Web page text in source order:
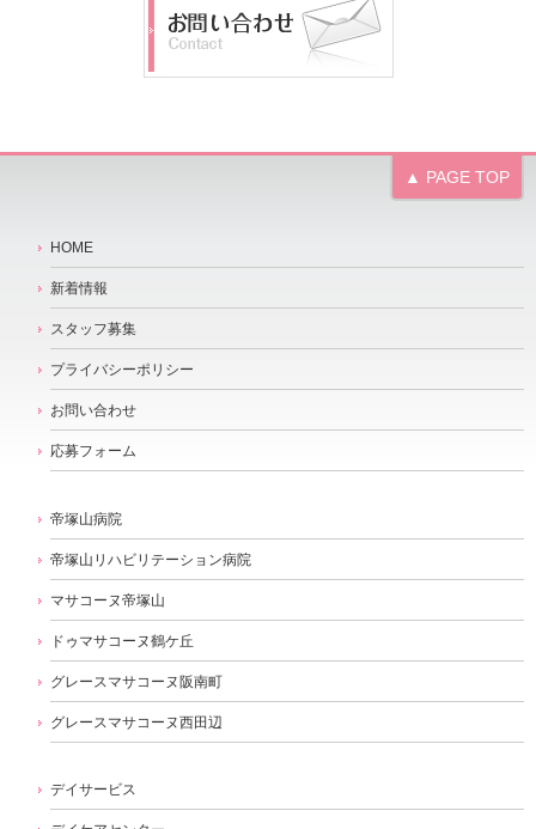
▲ PAGE TOP
HOME
新着情報
スタッフ募集
プライバシーポリシー
お問い合わせ
応募フォーム
帝塚山病院
帝塚山リハビリテーション病院
マサコーヌ帝塚山
ドゥマサコーヌ鶴ケ丘
グレースマサコーヌ阪南町
グレースマサコーヌ西田辺
デイサービス